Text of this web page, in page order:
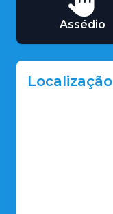
Assédio
Localização